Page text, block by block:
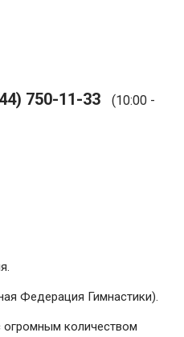
750-11-33
(10:00 -
Федерация Гимнастики).
огромным количеством